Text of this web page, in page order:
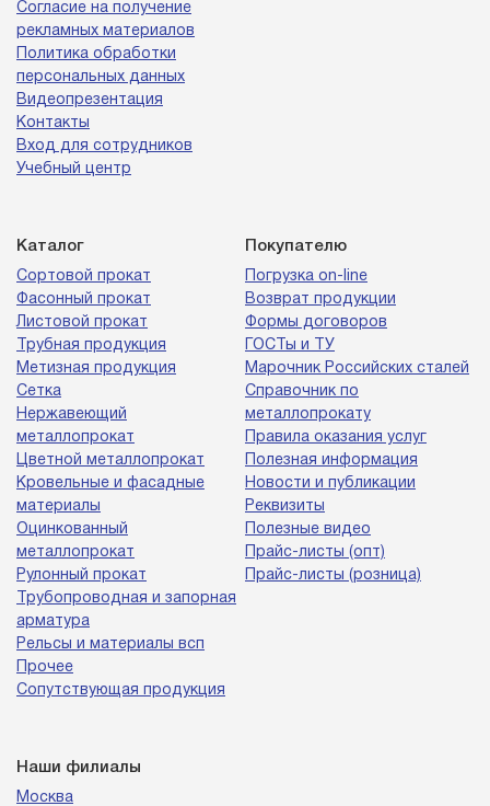
Согласие на получение
рекламных материалов
Политика обработки
персональных данных
Видеопрезентация
Контакты
Вход для сотрудников
Учебный центр
Каталог
Сортовой прокат
Фасонный прокат
Листовой прокат
Трубная продукция
Метизная продукция
Сетка
Нержавеющий
металлопрокат
Цветной металлопрокат
Кровельные и фасадные
материалы
Оцинкованный
металлопрокат
Рулонный прокат
Трубопроводная и запорная
арматура
Рельсы и материалы всп
Прочее
Сопутствующая продукция
Покупателю
Погрузка on-line
Возврат продукции
Формы договоров
ГОСТы и ТУ
Марочник Российских сталей
Справочник по
металлопрокату
Правила оказания услуг
Полезная информация
Новости и публикации
Реквизиты
Полезные видео
Прайс-листы (опт)
Прайс-листы (розница)
Наши филиалы
Москва